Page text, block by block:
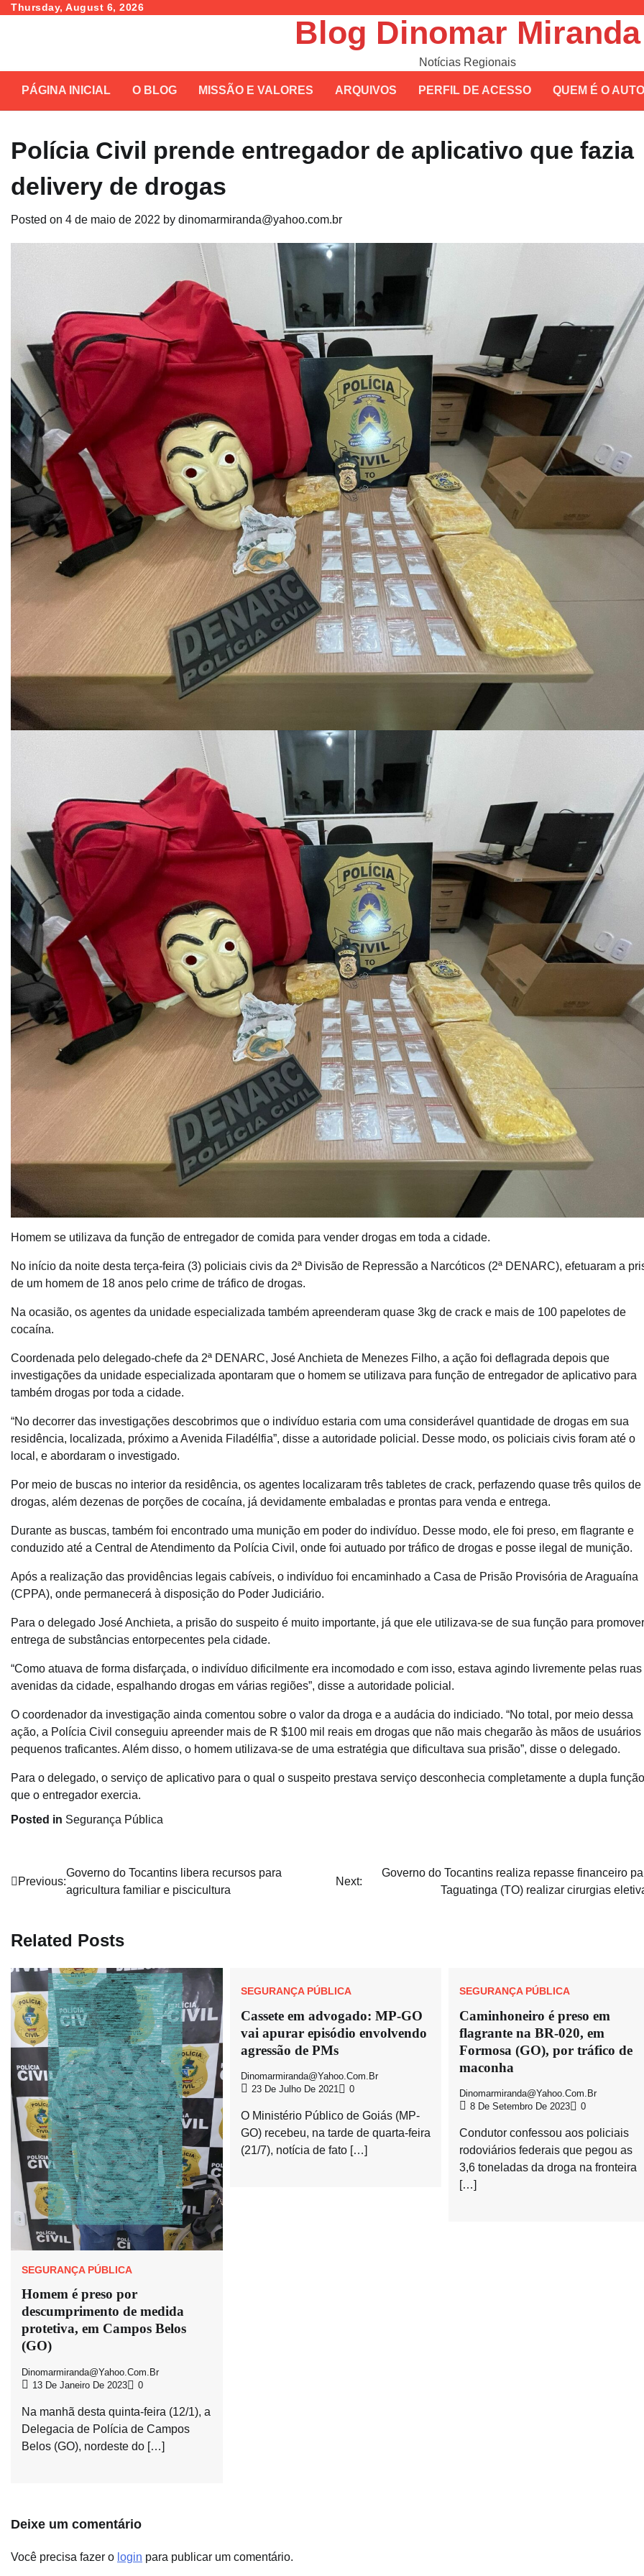
SkipThursday, August 6, 2026
Blog Dinomar Miranda
Notícias Regionais
PÁGINA INICIAL O BLOG MISSÃO E VALORES ARQUIVOS PERFIL DE ACESSO QUEM É O
Polícia Civil prende entregador de aplicativo que fazia
delivery de drogas
Posted on 4 de maio de 2022 by dinomarmiranda@yahoo.com.br
Homem se utilizava da função de entregador de comida para vender drogas em toda a cidade.
No início da noite desta terça-feira (3) policiais civis da 2ª Divisão de Repressão a Narcóticos (2ª DENARC), efetuaram a
de um homem de 18 anos pelo crime de tráfico de drogas.
Na ocasião, os agentes da unidade especializada também apreenderam quase 3kg de crack e mais de 100 papelotes de
cocaína.
Coordenada pelo delegado-chefe da 2ª DENARC, José Anchieta de Menezes Filho, a ação foi deflagrada depois que
investigações da unidade especializada apontaram que o homem se utilizava para função de entregador de aplicativo para
também drogas por toda a cidade.
“No decorrer das investigações descobrimos que o indivíduo estaria com uma considerável quantidade de drogas em sua
residência, localizada, próximo a Avenida Filadélfia”, disse a autoridade policial. Desse modo, os policiais civis foram até o
local, e abordaram o investigado.
Por meio de buscas no interior da residência, os agentes localizaram três tabletes de crack, perfazendo quase três quilos de
drogas, além dezenas de porções de cocaína, já devidamente embaladas e prontas para venda e entrega.
Durante as buscas, também foi encontrado uma munição em poder do indivíduo. Desse modo, ele foi preso, em flagrante e
conduzido até a Central de Atendimento da Polícia Civil, onde foi autuado por tráfico de drogas e posse ilegal de munição.
Após a realização das providências legais cabíveis, o indivíduo foi encaminhado a Casa de Prisão Provisória de Araguaína
(CPPA), onde permanecerá à disposição do Poder Judiciário.
Para o delegado José Anchieta, a prisão do suspeito é muito importante, já que ele utilizava-se de sua função para
entrega de substâncias entorpecentes pela cidade.
“Como atuava de forma disfarçada, o indivíduo dificilmente era incomodado e com isso, estava agindo livremente pelas ruas
avenidas da cidade, espalhando drogas em várias regiões”, disse a autoridade policial.
O coordenador da investigação ainda comentou sobre o valor da droga e a audácia do indiciado. “No total, por meio dessa
ação, a Polícia Civil conseguiu apreender mais de R $100 mil reais em drogas que não mais chegarão às mãos de usuários
pequenos traficantes. Além disso, o homem utilizava-se de uma estratégia que dificultava sua prisão”, disse o delegado.
Para o delegado, o serviço de aplicativo para o qual o suspeito prestava serviço desconhecia completamente a dupla função
que o entregador exercia.
Posted in Segurança Pública
Navegação
Previous:
Governo do Tocantins libera recursos para
agricultura familiar e piscicultura
Next:
Governo do Tocantins realiza repasse financeiro
Taguatinga (TO) realizar cirurgias
Related Posts
SEGURANÇA PÚBLICA
Homem é preso por
descumprimento de medida
protetiva, em Campos Belos
(GO)
Dinomarmiranda@yahoo.com.br
13 De Janeiro De 2023
0
Na manhã desta quinta-feira (12/1), a
Delegacia de Polícia de Campos
Belos (GO), nordeste do […]
SEGURANÇA PÚBLICA
Cassete em advogado: MP-GO
vai apurar episódio envolvendo
agressão de PMs
Dinomarmiranda@yahoo.com.br
23 De Julho De 2021
0
O Ministério Público de Goiás (MP-
GO) recebeu, na tarde de quarta-feira
(21/7), notícia de fato […]
SEGURANÇA PÚBLICA
Caminhoneiro é preso em
flagrante na BR-020, em
Formosa (GO), por tráfico de
maconha
Dinomarmiranda@yahoo.com.br
8 De Setembro De 2023
0
Condutor confessou aos policiais
rodoviários federais que pegou as
3,6 toneladas da droga na fronteira
[…]
Deixe um comentário
Você precisa fazer o login para publicar um comentário.